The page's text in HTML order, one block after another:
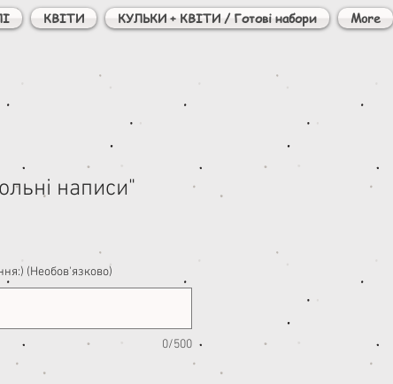
КВІТИ КУЛЬКИ + КВІТИ / Готові набори More
написи"
(Необов'язково)
0/500